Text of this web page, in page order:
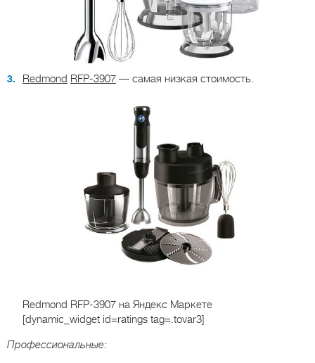
Redmond RFP-3907 — самая низкая стоимость.
Redmond RFP-3907 на Яндекс Маркете
[dynamic_widget id=ratings tag=.tovar3]
Профессиональные: